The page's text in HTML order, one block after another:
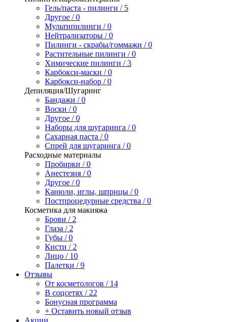
Гель/паста - пилинги / 5
Другое / 0
Мультипилинги / 0
Нейтрализаторы / 0
Пилинги - скрабы/гоммажи / 0
Растительные пилинги / 0
Химические пилинги / 3
Карбокси-маски / 0
Карбокси-набор / 0
Депиляция/Шугаринг
Бандажи / 0
Воски / 0
Другое / 0
Наборы для шугаринга / 0
Сахарная паста / 0
Спрей для шугаринга / 0
Расходные материалы
Пробирки / 0
Анестезия / 0
Другое / 0
Канюли, иглы, шприцы / 0
Постпроцедурные средства / 0
Косметика для макияжа
Брови / 2
Глаза / 2
Губы / 0
Кисти / 2
Лицо / 10
Палетки / 9
Отзывы
От косметологов / 14
В соцсетях / 22
Бонусная программа
+ Оставить новый отзыв
Акции